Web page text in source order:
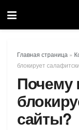
Главная страница »
блокирует
Почему
сайты?